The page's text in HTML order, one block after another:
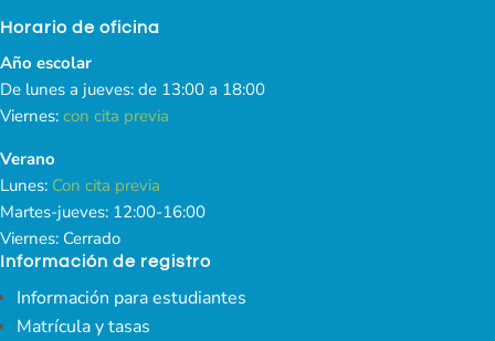
Horario de oficina
Año escolar
De lunes a jueves: de 13:00 a 18:00
Viernes: con cita previa
Verano
Lunes: Con cita previa
Martes-jueves: 12:00-16:00
Viernes: Cerrado
Información de registro
Información para estudiantes
Matrícula y tasas